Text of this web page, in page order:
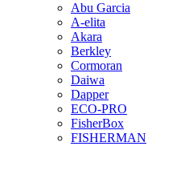
Abu Garcia
A-elita
Akara
Berkley
Cormoran
Daiwa
Dapper
ECO-PRO
FisherBox
FISHERMAN